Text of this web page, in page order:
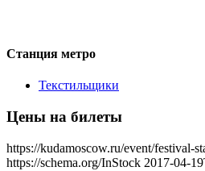
Станция метро
Текстильщики
Цены на билеты
https://kudamoscow.ru/event/festival-
https://schema.org/InStock 2017-04-